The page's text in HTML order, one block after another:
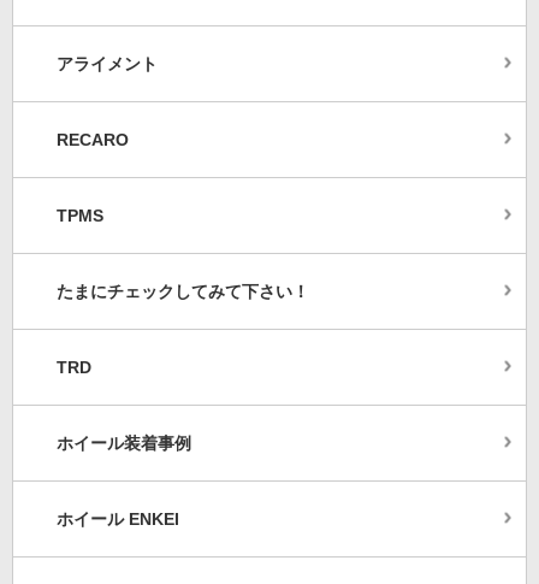
アライメント
RECARO
TPMS
たまにチェックしてみて下さい！
TRD
ホイール装着事例
ホイール ENKEI